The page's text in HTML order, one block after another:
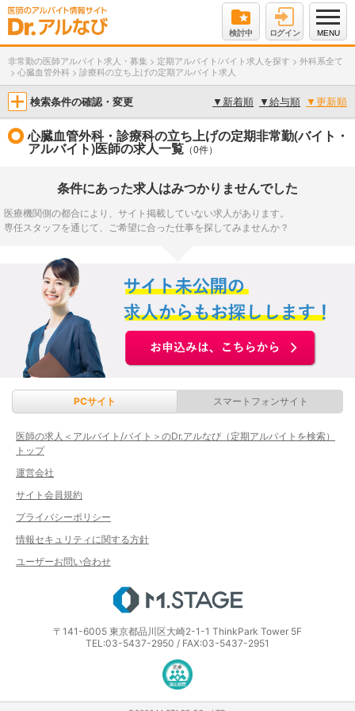
検討中 ログイン MENU
非常勤の医師アルバイト求人・募集 > 定期アルバイト/バイト求人を探す > 外科系全て
> 心臓血管外科 > 診療科の立ち上げの定期アルバイト求人
検索条件の確認・変更 ▼ 新着順 ▼給与順 ▼更新順
心臓血管外科・診療科の立ち上げの定期非常勤(バイト・
アルバイト)医師の求人一覧 （0件）
条件にあった求人はみつかりませんでした
医療機関側の都合により、サイト掲載していない求人があります。
専任スタッフを通じて、ご希望に合った仕事を探してみませんか？
PCサイト スマートフォンサイト
医師の求人＜アルバイト/バイト＞のDr.アルなび（定期アルバイトを検索）
トップ
運営会社
サイト会員規約
プライバシーポリシー
情報セキュリティに関する方針
ユーザーお問い合わせ
〒141-6005 東京都品川区大崎2-1-1 ThinkPark Tower 5F
TEL:03-5437-2950 / FAX:03-5437-2951